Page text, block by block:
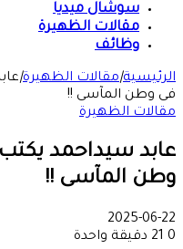
سوشال ميديا
مقالات الظهيرة
وظائف
الرئيسية|مقالات الظهيرة|
فى وطن المآسى !!
مقالات الظهيرة
عابد سيداحمد
وطن المآسى !!
2025-06-22
0
دقيقة واحدة